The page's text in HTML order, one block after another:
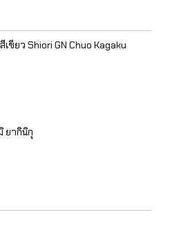
ขียว Shiori GN Chuo Kagaku
ยากินิกุ